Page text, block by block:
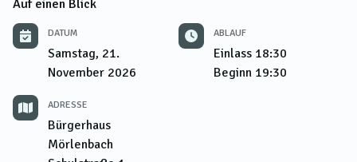
Auf einen Blick
DATUM
Samstag, 21.
November 2026
ABLAUF
Einlass 18:30
Beginn 19:30
ADRESSE
Bürgerhaus
Mörlenbach